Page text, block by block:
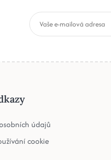
údajů
cookie